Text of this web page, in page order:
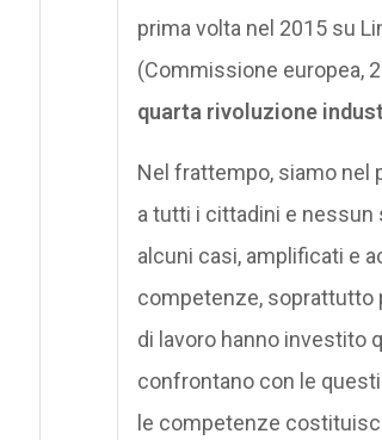
prima volta nel 2015 su
(Commissione europea,
quarta rivoluzione
Nel frattempo, siamo nel
a tutti i cittadini e
alcuni casi, amplificati e
competenze, soprattutto
di lavoro hanno investito
confrontano con le
le competenze